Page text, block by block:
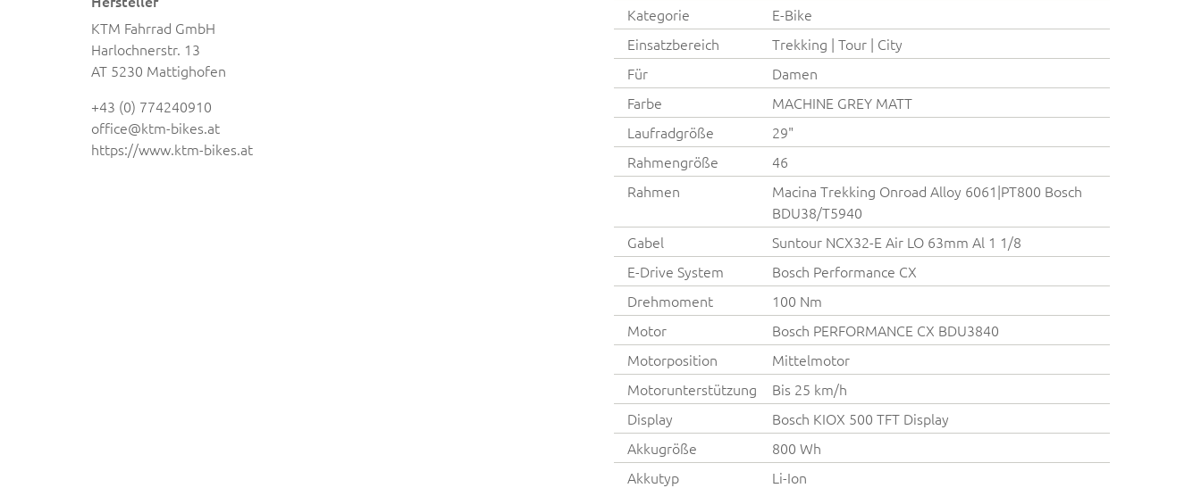
KTM Fahrrad GmbH
Harlochnerstr. 13
AT 5230 Mattighofen
+43 (0) 774240910
office@ktm-bikes.at
https://www.ktm-bikes.at
Kategorie
E-Bike
Einsatzbereich
Trekking | Tour | City
Für
Damen
Farbe
MACHINE GREY MATT
Laufradgröße
29"
Rahmengröße
46
Rahmen
Macina Trekking Onroad Alloy 6061|PT800 Bosch
BDU38/T5940
Gabel
Suntour NCX32-E Air LO 63mm Al 1 1/8
E-Drive System
Bosch Performance CX
Drehmoment
100 Nm
Motor
Bosch PERFORMANCE CX BDU3840
Motorposition
Mittelmotor
Motorunterstützung
Bis 25 km/h
Display
Bosch KIOX 500 TFT Display
Akkugröße
800 Wh
Akkutyp
Li-Ion